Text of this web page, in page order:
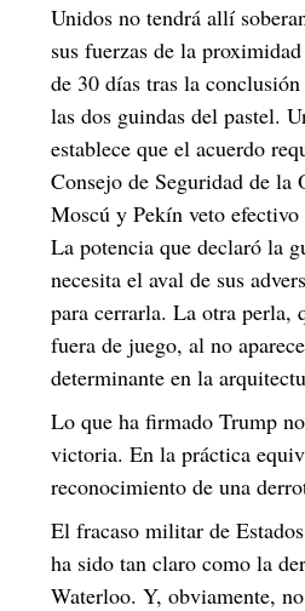
Unidos no tendrá allí
sus fuerzas de la
de 30 días tras la
las dos guindas del pastel.
establece que el acuerdo
Consejo de Seguridad de la
Moscú y Pekín veto efectivo
La potencia que declaró la
necesita el aval de sus
para cerrarla. La otra perla,
fuera de juego, al no
determinante en la
Lo que ha firmado Trump
victoria. En la práctica
reconocimiento de una
El fracaso militar de
ha sido tan claro como la
Waterloo. Y, obviamente,